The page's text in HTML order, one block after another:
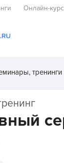
Онлайн-
тренинги